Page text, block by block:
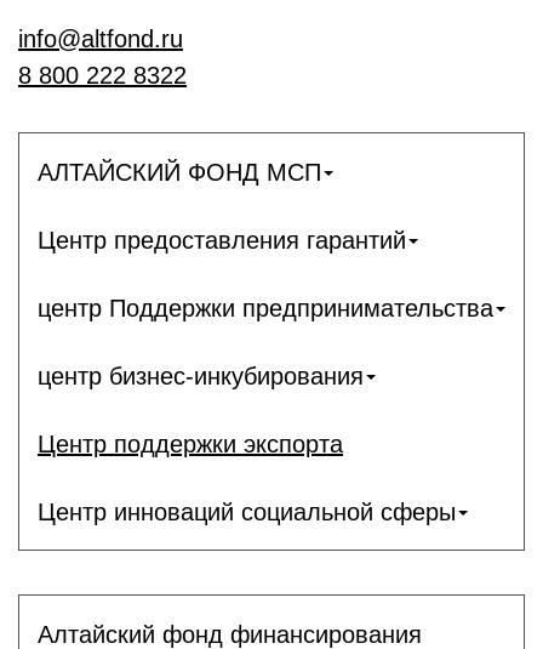
info@altfond.ru
8 800 222 8322
АЛТАЙСКИЙ ФОНД МСП
Центр предоставления гарантий
центр Поддержки предпринимательства
центр бизнес-инкубирования
Центр поддержки экспорта
Центр инноваций социальной сферы
Алтайский фонд финансирования